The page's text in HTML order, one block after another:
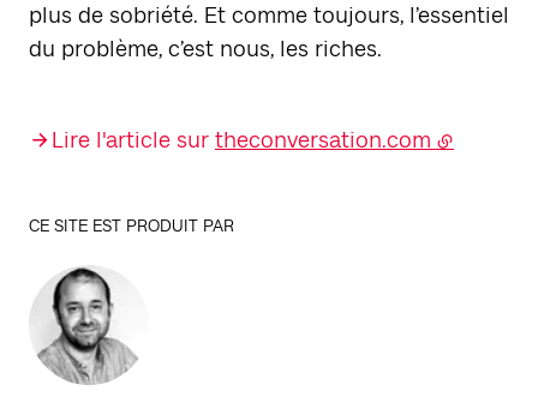
plus de sobriété. Et comme toujours, l’essentiel
du problème, c’est nous, les riches.
Lire l'article sur theconversation.com
CE SITE EST PRODUIT PAR